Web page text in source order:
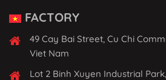
FACTORY
49 Cay Bai Street, Cu Chi
Viet Nam
Lot 2 Binh Xuyen Industrial